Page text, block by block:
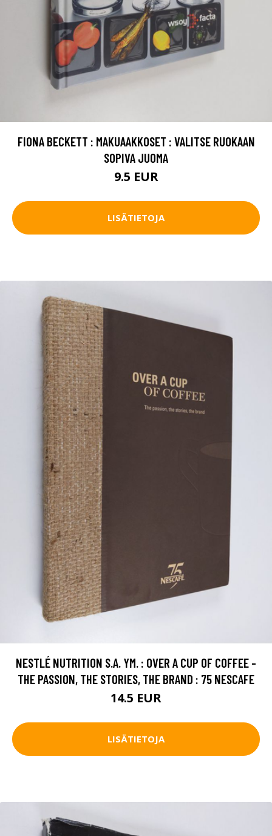
FIONA BECKETT : MAKUAAKKOSET : VALITSE RUOKAAN
SOPIVA JUOMA
9.5 EUR
LISÄTIETOJA
NESTLÉ NUTRITION S.A. YM. : OVER A CUP OF COFFEE -
THE PASSION, THE STORIES, THE BRAND : 75 NESCAFE
14.5 EUR
LISÄTIETOJA